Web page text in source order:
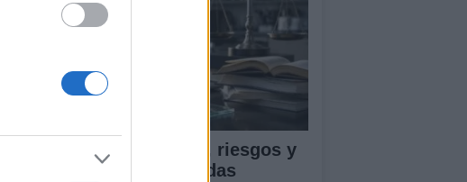
Ética en IA: marcos, riesgos y
mitigaciones aplicadas